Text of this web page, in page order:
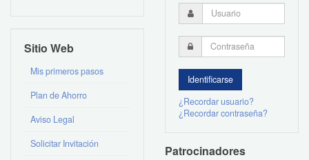
Sitio Web
Mis primeros pasos
Plan de Ahorro
Aviso Legal
Solicitar Invitación
¿Recordar usuario?
¿Recordar contraseña?
Patrocinadores